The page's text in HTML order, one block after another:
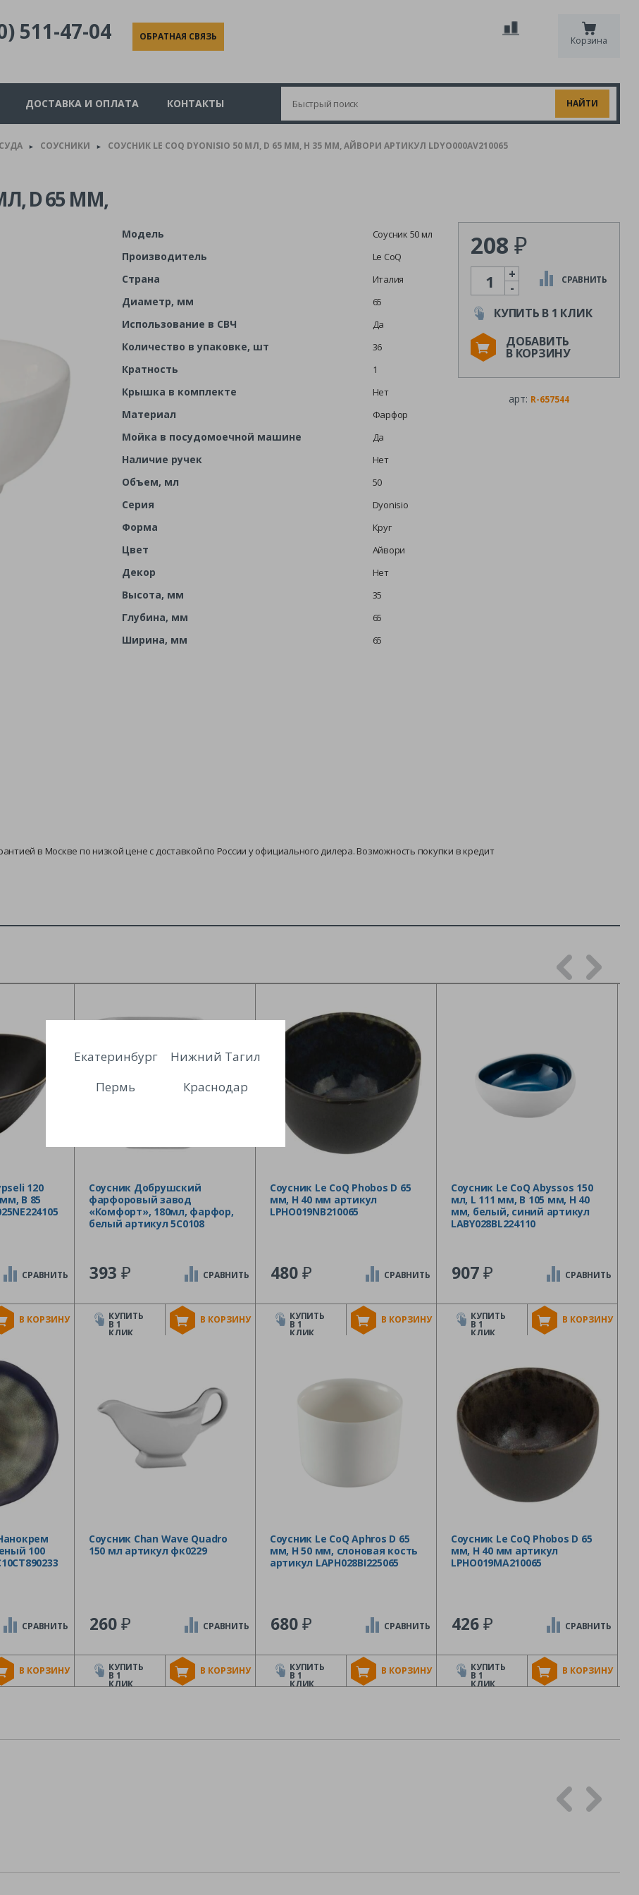
511-47-04 ОБРАТНАЯ СВЯЗЬ Корзина
ДОСТАВКА И ОПЛАТА КОНТАКТЫ
► СОУСНИКИ ► СОУСНИК LE COQ DYONISIO 50 МЛ, D 65 ММ, H 35 ММ, АЙВОРИ АРТИКУЛ LDYO000AV210065
D 65 ММ,
Модель Соусник 50 мл
Производитель Le CoQ
Страна Италия
Диаметр, мм 65
Использование в СВЧ Да
Количество в упаковке, шт 36
Кратность 1
Крышка в комплекте Нет
Материал Фарфор
Мойка в посудомоечной машине Да
Наличие ручек Нет
Объем, мл 50
Серия Dyonisio
Форма Круг
Цвет Айвори
Декор Нет
Высота, мм 35
Глубина, мм 65
Ширина, мм 65
208 ₽
Количество
-
+ СРАВНИТЬ
КУПИТЬ В 1 КЛИК
ДОБАВИТЬ
В КОРЗИНУ
арт: R-657544
в Москве по низкой цене с доставкой по России у официального дилера. Возможность покупки в кредит
120
B 85
В КОРЗИНУ
СРАВНИТЬ
Соусник Добрушский
фарфоровый завод
«Комфорт», 180мл, фарфор,
белый артикул 5C0108
393 ₽
В КОРЗИНУ
СРАВНИТЬ
КУПИТЬ
В 1
КЛИК
Соусник Le CoQ Phobos D 65
мм, H 40 мм артикул
LPHO019NB210065
480₽
В КОРЗИНУ
СРАВНИТЬ
КУПИТЬ
В 1
КЛИК
Соусник Le CoQ Abyssos 150
мл, L 111 мм, B 105 мм, H 40
мм, белый, синий артикул
LABY028BL224110
907₽
В КОРЗИНУ
СРАВНИТЬ
КУПИТЬ
В 1
КЛИК
100
В КОРЗИНУ
СРАВНИТЬ
Соусник Chan Wave Quadro
150 мл артикул фк0229
260₽
В КОРЗИНУ
СРАВНИТЬ
КУПИТЬ
В 1
КЛИК
Соусник Le CoQ Aphros D 65
мм, H 50 мм, слоновая кость
артикул LAPH028BI225065
680₽
В КОРЗИНУ
СРАВНИТЬ
КУПИТЬ
В 1
КЛИК
Соусник Le CoQ Phobos D 65
мм, H 40 мм артикул
LPHO019MA210065
426₽
В КОРЗИНУ
СРАВНИТЬ
КУПИТЬ
В 1
КЛИК
Екатеринбург
Нижний Тагил
Пермь
Краснодар